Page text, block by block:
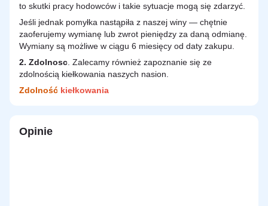
to skutki pracy hodowców i takie sytuacje mogą się zdarzyć.
Jeśli jednak pomyłka nastąpiła z naszej winy — chętnie
zaoferujemy wymianę lub zwrot pieniędzy za daną odmianę.
Wymiany są możliwe w ciągu 6 miesięcy od daty zakupu.
2. Zdolnosc . Zalecamy również zapoznanie się ze
zdolnością kiełkowania naszych nasion.
Zdolność kiełkowania
Opinie